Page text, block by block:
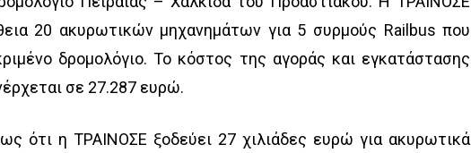
20 ακυρωτικών μηχανημάτων για 5 συρμούς Railbus που
δρομολόγιο. Το κόστος της αγοράς και εγκατάστασης
σε 27.287 ευρώ.
ότι η ΤΡΑΙΝΟΣΕ ξοδεύει 27 χιλιάδες ευρώ για ακυρωτικά